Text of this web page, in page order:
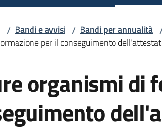
/ Bandi e avvisi / Bandi per annualità
per il conseguimento
organismi di